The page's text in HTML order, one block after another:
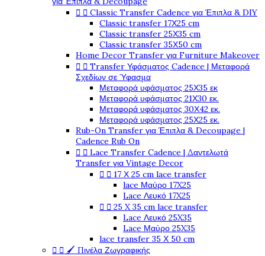
  Classic Transfer Cadence για Έπιπλα & DIY
Classic transfer 17Χ25 cm
Classic transfer 25Χ35 cm
Classic transfer 35Χ50 cm
Home Decor Transfer για Furniture Makeover
  Transfer Υφάσματος Cadence | Μεταφορά
Σχεδίων σε Ύφασμα
Μεταφορά υφάσματος 25Χ35 εκ
Μεταφορά υφάσματος 21Χ30 εκ.
Μεταφορά υφάσματος 30Χ42 εκ.
Μεταφορά υφάσματος 25Χ25 εκ.
Rub-On Transfer για Έπιπλα & Decoupage |
Cadence Rub On
  Lace Transfer Cadence | Δαντελωτά
Transfer για Vintage Decor
  17 Χ 25 cm lace transfer
lace Μαύρο 17X25
Lace Λευκό 17X25
  25 X 35 cm lace transfer
Lace Λευκό 25X35
Lace Μαύρο 25X35
lace transfer 35 Χ 50 cm
  🖌️ Πινέλα Ζωγραφικής